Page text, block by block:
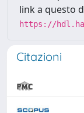
link a questo
https://
Citazioni